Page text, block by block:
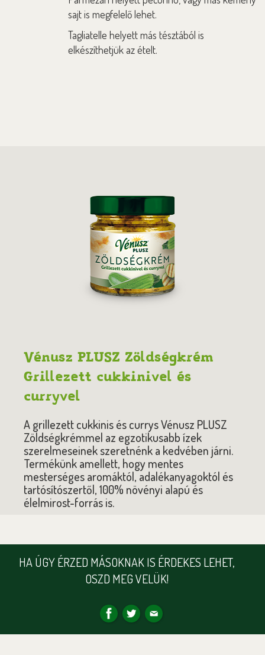
sajt is megfelelő lehet.
Tagliatelle helyett más tésztából is
elkészíthetjük az ételt.
Vénusz PLUSZ Zöldségkrém
Grillezett cukkinivel és
curryvel
A grillezett cukkinis és currys Vénusz PLUSZ
Zöldségkrémmel az egzotikusabb ízek
szerelmeseinek szeretnénk a kedvében járni.
Termékünk amellett, hogy mentes
mesterséges aromáktól, adalékanyagoktól és
tartósítószertől, 100% növényi alapú és
élelmirost-forrás is.
HA ÚGY ÉRZED MÁSOKNAK IS ÉRDEKES LEHET,
OSZD MEG VELÜK!